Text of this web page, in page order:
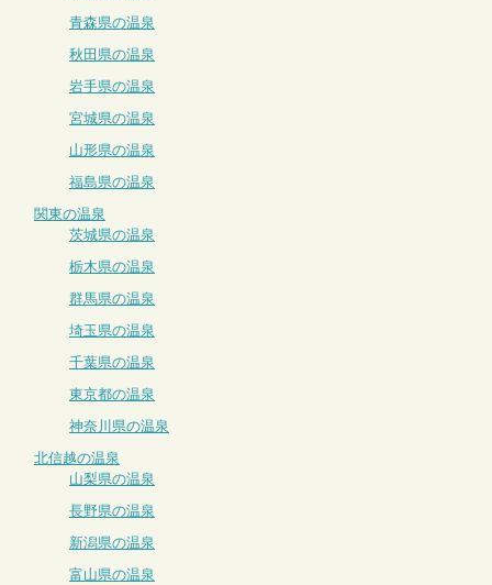
青森県の温泉
秋田県の温泉
岩手県の温泉
宮城県の温泉
山形県の温泉
福島県の温泉
関東の温泉
茨城県の温泉
栃木県の温泉
群馬県の温泉
埼玉県の温泉
千葉県の温泉
東京都の温泉
神奈川県の温泉
北信越の温泉
山梨県の温泉
長野県の温泉
新潟県の温泉
富山県の温泉